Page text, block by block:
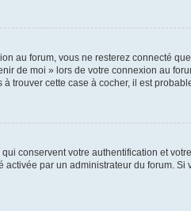
au forum, vous ne resterez connecté
de moi » lors de votre connexion au
trouver cette case à cocher, il est
conservent votre authentification et
par un administrateur du forum.